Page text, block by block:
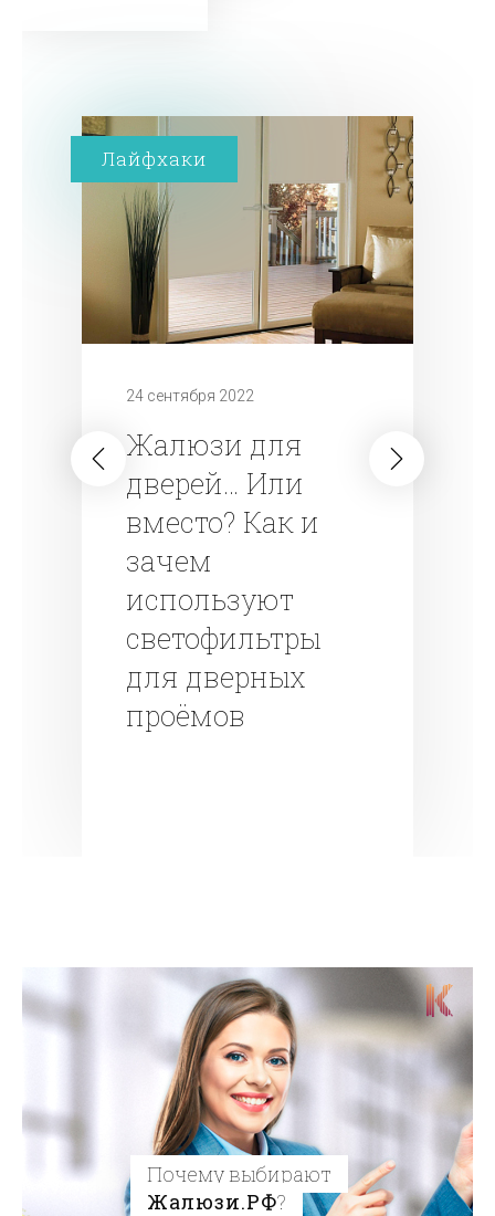
24 сентября 2022
Жалюзи для
дверей… Или
вместо? Как и
зачем
используют
светофильтры
для дверных
проёмов
Лайфхаки
Почему выбирают
Жалюзи.РФ?